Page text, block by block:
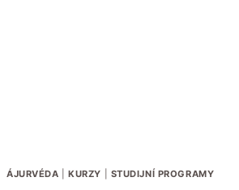
ÁJURVÉDA |KURZY STUDIJNÍ PROGRAMY